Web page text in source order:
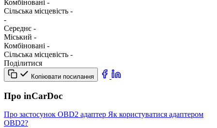
Комбіновані -
Сільська місцевість -
-
Середнє -
Міський -
Комбіновані -
Сільська місцевість -
Поділитися
Копіювати посилання
Про inCarDoc
Про застосунок OBD2 адаптер Як користуватися адаптером
OBD2?